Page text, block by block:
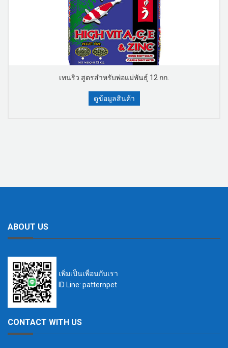
เทนริว สูตรสำหรับพ่อแม่พันธุ์ 12 กก.
ดูข้อมูลสินค้า
ABOUT US
เพิ่มเป็นเพื่อนกับเรา
ID Line: patternpet
CONTACT WITH US